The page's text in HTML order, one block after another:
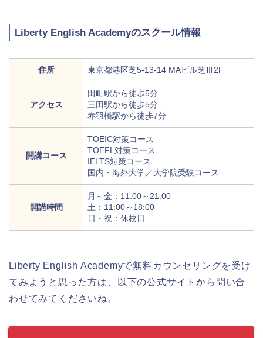
Liberty English Academyのスクール情報
住所 東京都港区芝5-13-14 MAビル芝Ⅲ2F
アクセス
田町駅から徒歩5分
三田駅から徒歩5分
赤羽橋駅から徒歩7分
開講コース
TOEIC対策コース
TOEFL対策コース
IELTS対策コース
国内・海外大学／大学院受験コース
開講時間
月～金：11:00～21:00
土：11:00～18:00
日・祝：休校日
Liberty English Academyで無料カウンセリングを受け
てみようと思った方は、以下の公式サイトから問い合
わせてみてくださいね。